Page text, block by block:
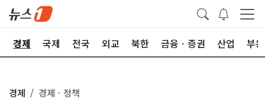
경제 국제 전국 외교 북한 금융ㆍ증권 산업 부
경제 경제ㆍ정책